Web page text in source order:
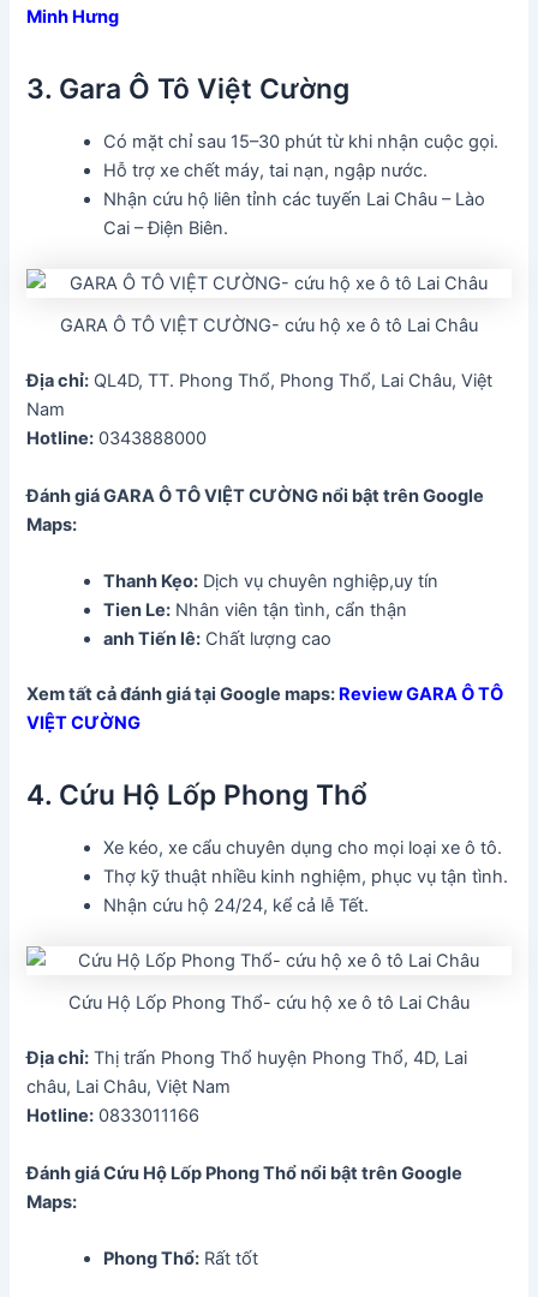
Minh Hưng
3. Gara Ô Tô Việt Cường
Có mặt chỉ sau 15–30 phút từ khi nhận cuộc gọi.
Hỗ trợ xe chết máy, tai nạn, ngập nước.
Nhận cứu hộ liên tỉnh các tuyến Lai Châu – Lào
Cai – Điện Biên.
GARA Ô TÔ VIỆT CƯỜNG- cứu hộ xe ô tô Lai Châu
Địa chỉ: QL4D, TT. Phong Thổ, Phong Thổ, Lai Châu, Việt
Nam
Hotline: 0343888000
Đánh giá GARA Ô TÔ VIỆT CƯỜNGnổi bật trên Google
Maps:
Thanh Kẹo: Dịch vụ chuyên nghiệp,uy tín
Tien Le: Nhân viên tận tình, cẩn thận
anh Tiến lê: Chất lượng cao
Xem tất cả đánh giá tại Google maps: Review GARA Ô TÔ
VIỆT CƯỜNG
4. Cứu Hộ Lốp Phong Thổ
Xe kéo, xe cẩu chuyên dụng cho mọi loại xe ô tô.
Thợ kỹ thuật nhiều kinh nghiệm, phục vụ tận tình.
Nhận cứu hộ 24/24, kể cả lễ Tết.
Cứu Hộ Lốp Phong Thổ- cứu hộ xe ô tô Lai Châu
Địa chỉ: Thị trấn Phong Thổ huyện Phong Thổ, 4D, Lai
châu, Lai Châu, Việt Nam
Hotline: 0833011166
Đánh giá Cứu Hộ Lốp Phong Thổnổi bật trên Google
Maps:
Phong Thổ: Rất tốt